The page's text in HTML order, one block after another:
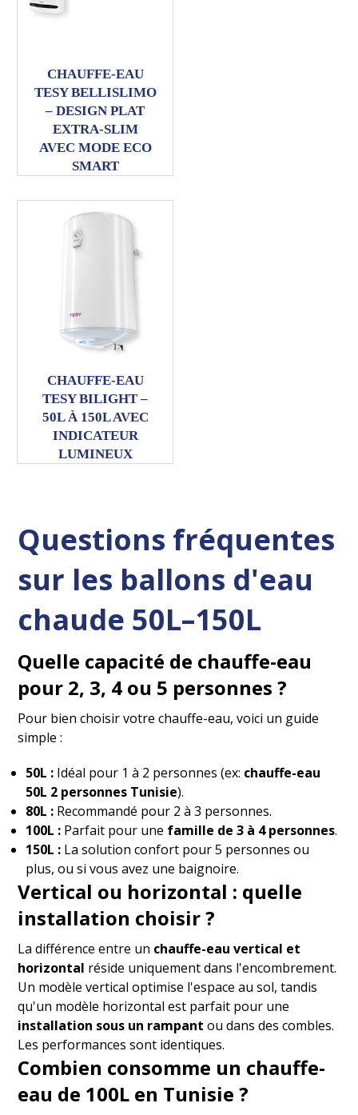
CHAUFFE-EAU
TESY BELLISLIMO
– DESIGN PLAT
EXTRA-SLIM
AVEC MODE ECO
SMART
CHAUFFE-EAU
TESY BILIGHT –
50L À 150L AVEC
INDICATEUR
LUMINEUX
Questions fréquentes
sur les ballons d'eau
chaude 50L–150L
Quelle capacité de chauffe-eau
pour 2, 3, 4 ou 5 personnes ?
Pour bien choisir votre chauffe-eau, voici un guide
simple :
50L : Idéal pour 1 à 2 personnes (ex: chauffe-eau
50L 2 personnes Tunisie).
80L : Recommandé pour 2 à 3 personnes.
100L : Parfait pour une famille de 3 à 4 personnes.
150L : La solution confort pour 5 personnes ou
plus, ou si vous avez une baignoire.
Vertical ou horizontal : quelle
installation choisir ?
La différence entre un chauffe-eau vertical et
horizontal réside uniquement dans l'encombrement.
Un modèle vertical optimise l'espace au sol, tandis
qu'un modèle horizontal est parfait pour une
installation sous un rampant ou dans des combles.
Les performances sont identiques.
Combien consomme un chauffe-
eau de 100L en Tunisie ?